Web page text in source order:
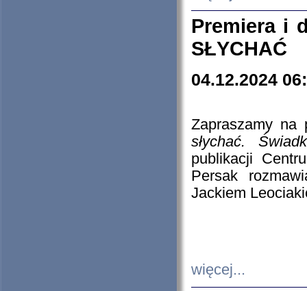
Premiera i
SŁYCHAĆ
04.12.2024
Zapraszamy
słychać.
publikacji
Persak
Jackiem
więcej...